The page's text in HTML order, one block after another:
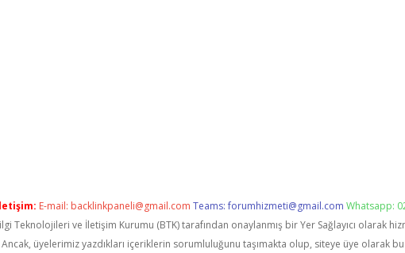
E-mail: backlinkpaneli@gmail.com Teams:forumhizmeti@gmail.com Whatsapp:
Teknolojileri ve İletişim Kurumu (BTK) tarafından onaylanmış bir Yer Sağlayıcı
üyelerimiz yazdıkları içeriklerin sorumluluğunu taşımakta olup, siteye üye olarak